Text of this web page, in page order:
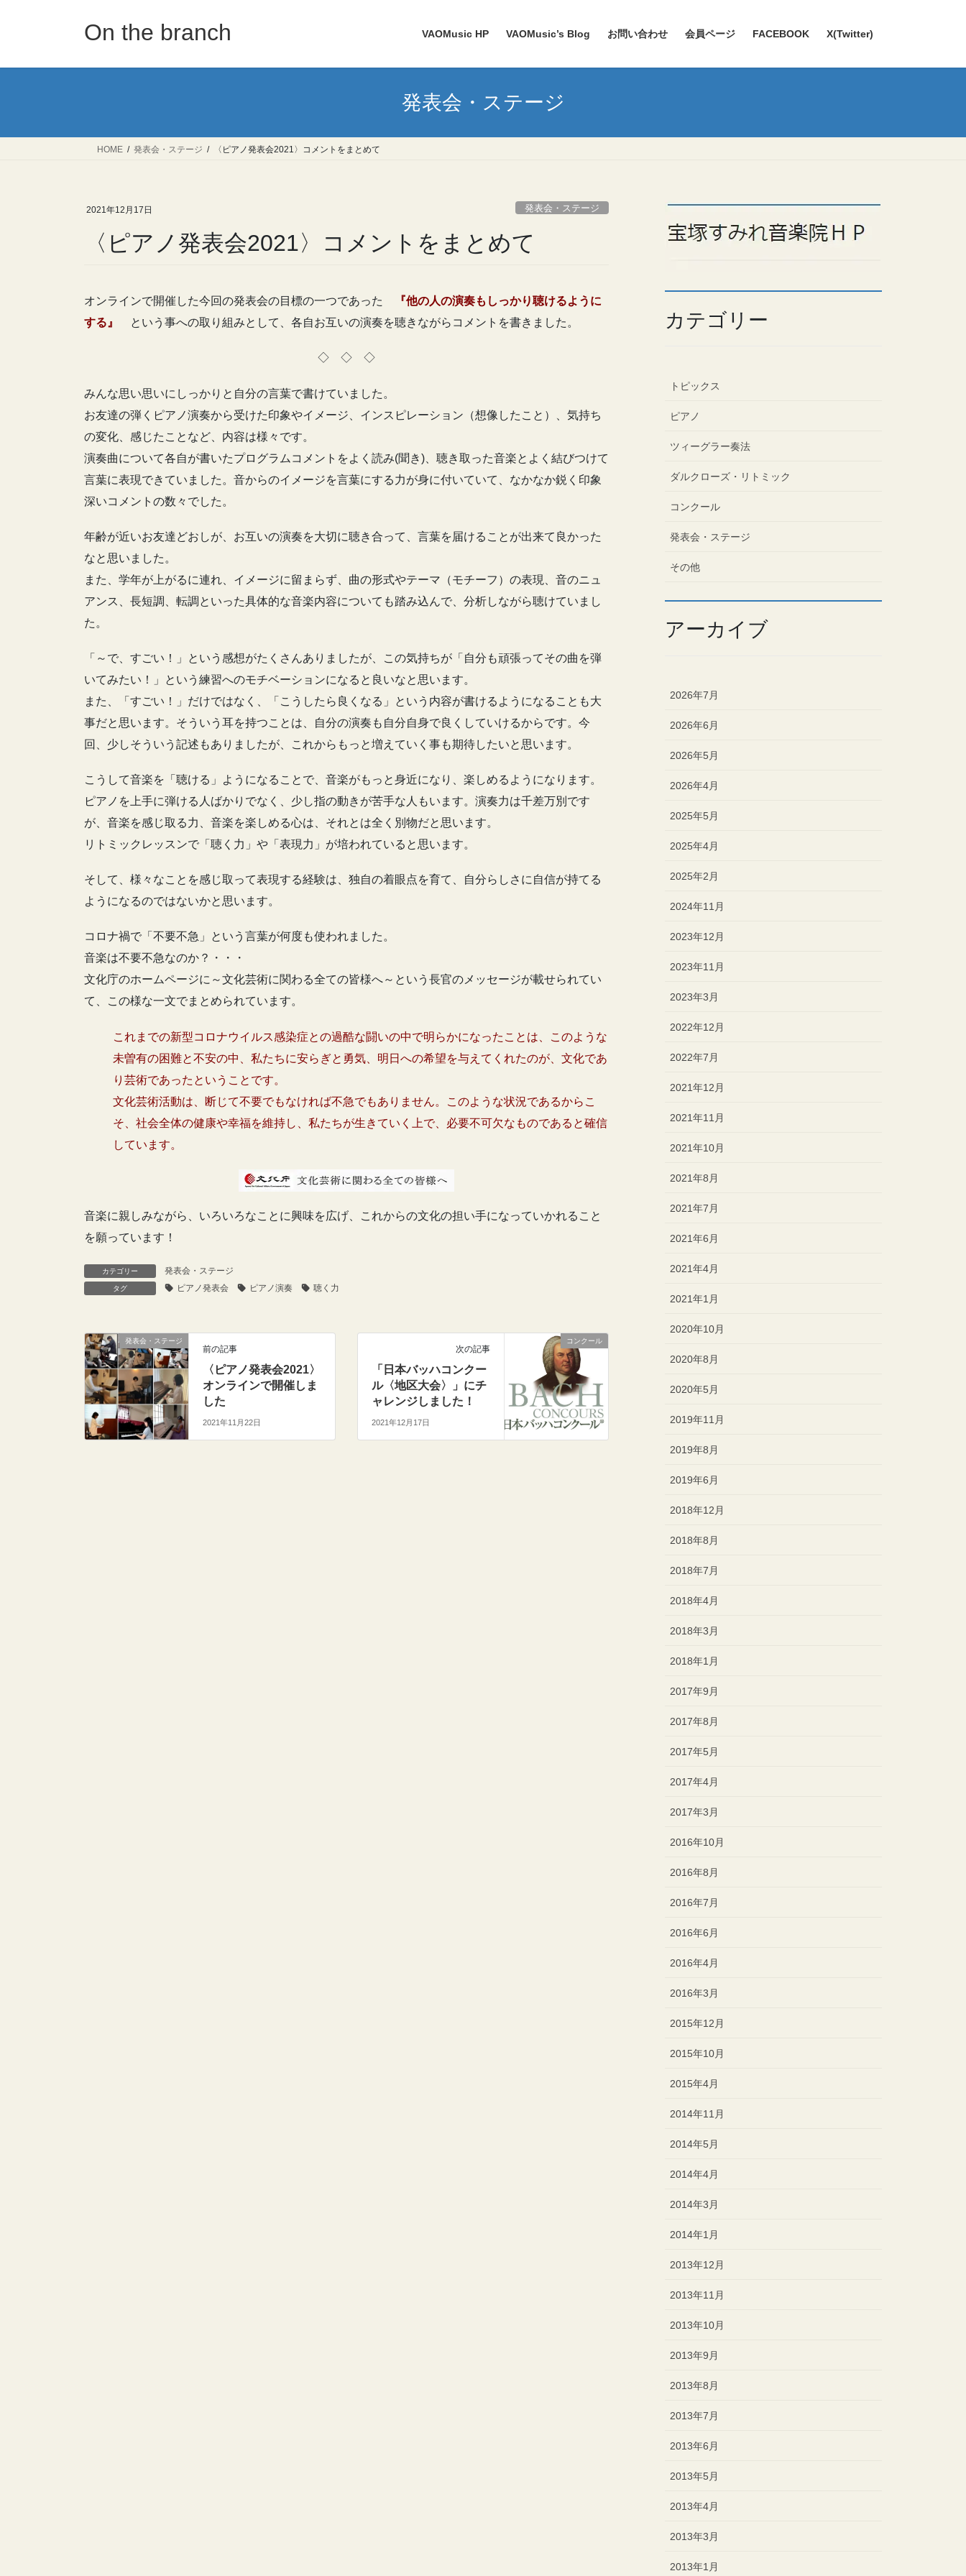
On the branch VAOMusic HP VAOMusic’s Blog お問い合わせ 会員ページ FACEBOOK X(Twitter)
発表会・ステージ
HOME 発表会・ステージ 〈ピアノ発表会2021〉コメントをまとめて
2021年12月17日 発表会・ステージ
〈ピアノ発表会2021〉コメントをまとめて
オンラインで開催した今回の発表会の目標の一つであった
『他の人の演奏もしっかり聴けるように
する』
という事への取り組みとして、各自お互いの演奏を聴きながらコメントを書きました。
◇ ◇ ◇
みんな思い思いにしっかりと自分の言葉で書けていました。
お友達の弾くピアノ演奏から受けた印象やイメージ、インスピレーション（想像したこと）、気持ち
の変化、感じたことなど、内容は様々です。
演奏曲について各自が書いたプログラムコメントをよく読み(聞き)、聴き取った音楽とよく結びつけて
言葉に表現できていました。音からのイメージを言葉にする力が身に付いていて、なかなか鋭く印象
深いコメントの数々でした。
年齢が近いお友達どおしが、お互いの演奏を大切に聴き合って、言葉を届けることが出来て良かった
なと思いました。
また、学年が上がるに連れ、イメージに留まらず、曲の形式やテーマ（モチーフ）の表現、音のニュ
アンス、長短調、転調といった具体的な音楽内容についても踏み込んで、分析しながら聴けていまし
た。
「～で、すごい！」という感想がたくさんありましたが、この気持ちが「自分も頑張ってその曲を弾
いてみたい！」という練習へのモチベーションになると良いなと思います。
また、「すごい！」だけではなく、「こうしたら良くなる」という内容が書けるようになることも大
事だと思います。そういう耳を持つことは、自分の演奏も自分自身で良くしていけるからです。今
回、少しそういう記述もありましたが、これからもっと増えていく事も期待したいと思います。
こうして音楽を「聴ける」ようになることで、音楽がもっと身近になり、楽しめるようになります。
ピアノを上手に弾ける人ばかりでなく、少し指の動きが苦手な人もいます。演奏力は千差万別です
が、音楽を感じ取る力、音楽を楽しめる心は、それとは全く別物だと思います。
リトミックレッスンで「聴く力」や「表現力」が培われていると思います。
そして、様々なことを感じ取って表現する経験は、独自の着眼点を育て、自分らしさに自信が持てる
ようになるのではないかと思います。
コロナ禍で「不要不急」という言葉が何度も使われました。
音楽は不要不急なのか？・・・
文化庁のホームページに～文化芸術に関わる全ての皆様へ～という長官のメッセージが載せられてい
て、この様な一文でまとめられています。
これまでの新型コロナウイルス感染症との過酷な闘いの中で明らかになったことは、このような
未曽有の困難と不安の中、私たちに安らぎと勇気、明日への希望を与えてくれたのが、文化であ
り芸術であったということです。
文化芸術活動は、断じて不要でもなければ不急でもありません。このような状況であるからこ
そ、社会全体の健康や幸福を維持し、私たちが生きていく上で、必要不可欠なものであると確信
しています。
音楽に親しみながら、いろいろなことに興味を広げ、これからの文化の担い手になっていかれること
を願っています！
カテゴリー 発表会・ステージ
タグ ピアノ発表会 ピアノ演奏 聴く力
発表会・ステージ
前の記事
〈ピアノ発表会2021〉
オンラインで開催しま
した
2021年11月22日
コンクール
次の記事
「日本バッハコンクー
ル〈地区大会〉」にチ
ャレンジしました！
2021年12月17日
カテゴリー
トピックス
ピアノ
ツィーグラー奏法
ダルクローズ・リトミック
コンクール
発表会・ステージ
その他
アーカイブ
2026年7月
2026年6月
2026年5月
2026年4月
2025年5月
2025年4月
2025年2月
2024年11月
2023年12月
2023年11月
2023年3月
2022年12月
2022年7月
2021年12月
2021年11月
2021年10月
2021年8月
2021年7月
2021年6月
2021年4月
2021年1月
2020年10月
2020年8月
2020年5月
2019年11月
2019年8月
2019年6月
2018年12月
2018年8月
2018年7月
2018年4月
2018年3月
2018年1月
2017年9月
2017年8月
2017年5月
2017年4月
2017年3月
2016年10月
2016年8月
2016年7月
2016年6月
2016年4月
2016年3月
2015年12月
2015年10月
2015年4月
2014年11月
2014年5月
2014年4月
2014年3月
2014年1月
2013年12月
2013年11月
2013年10月
2013年9月
2013年8月
2013年7月
2013年6月
2013年5月
2013年4月
2013年3月
2013年1月